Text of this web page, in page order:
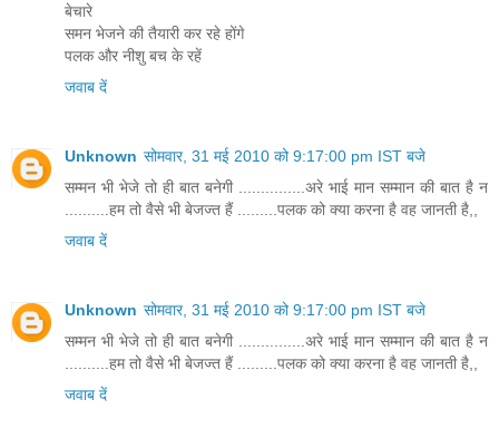
बेचारे
समन भेजने की तैयारी कर रहे होंगे
पलक और नीशु बच के रहें
जवाब दें
Unknown सोमवार, 31 मई 2010 को 9:17:00 pm IST बजे
सम्मन भी भेजे तो ही बात बनेगी ...............अरे भाई मान सम्मान की बात है न
..........हम तो वैसे भी बेजज्त हैं .........पलक को क्या करना है वह जानती है,,
जवाब दें
Unknown सोमवार, 31 मई 2010 को 9:17:00 pm IST बजे
सम्मन भी भेजे तो ही बात बनेगी ...............अरे भाई मान सम्मान की बात है न
..........हम तो वैसे भी बेजज्त हैं .........पलक को क्या करना है वह जानती है,,
जवाब दें